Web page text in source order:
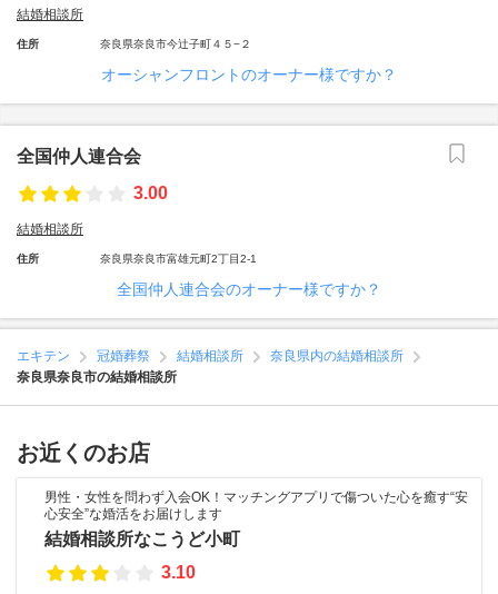
結婚相談所
住所 奈良県奈良市今辻子町４５−２
オーシャンフロントのオーナー様ですか？
全国仲人連合会
3.00
結婚相談所
住所 奈良県奈良市富雄元町2丁目2-1
全国仲人連合会のオーナー様ですか？
エキテン 冠婚葬祭 結婚相談所
奈良県内の結婚相談所
奈良県奈良市の結婚相談所
お近くのお店
男性・女性を問わず入会OK！マッチングアプリで傷ついた心を癒す“安
心安全”な婚活をお届けします
結婚相談所なこうど小町
3.10